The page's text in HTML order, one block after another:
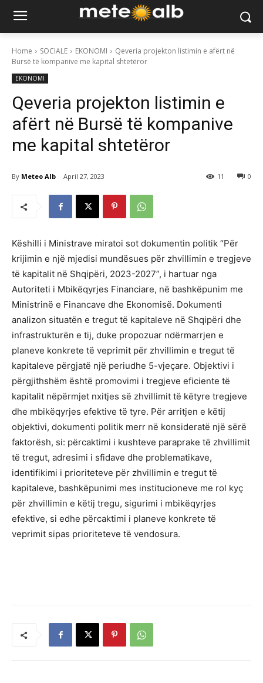
Home SOCIALE EKONOMI
Qeveria projekton listimin e afërt në
Bursë të kompanive me kapital shtetëror
EKONOMI
Qeveria projekton listimin e
afërt në Bursë të kompanive
me kapital shtetëror
By Meteo Alb April 27, 2023 0
11
Këshilli i Ministrave miratoi sot dokumentin politik “Për
krijimin e një mjedisi mundësues për zhvillimin e tregjeve
të kapitalit në Shqipëri, 2023-2027”, i hartuar nga
Autoriteti i Mbikëqyrjes Financiare, në bashkëpunim me
Ministrinë e Financave dhe Ekonomisë. Dokumenti
analizon situatën e tregut të kapitaleve në Shqipëri dhe
infrastrukturën e tij, duke propozuar ndërmarrjen e
planeve konkrete të veprimit për zhvillimin e tregut të
kapitaleve përgjatë një periudhe 5-vjeçare. Objektivi i
përgjithshëm është promovimi i tregjeve eficiente të
kapitalit nëpërmjet nxitjes së zhvillimit të këtyre tregjeve
dhe mbikëqyrjes efektive të tyre. Për arritjen e këtij
objektivi, dokumenti politik merr në konsideratë një sërë
faktorësh, si: përcaktimi i kushteve paraprake të zhvillimit
të tregut, adresimi i sfidave dhe problematikave,
identifikimi i prioriteteve për zhvillimin e tregut të
kapitaleve, bashkëpunimi mes institucioneve me rol kyç
për zhvillimin e këtij tregu, sigurimi i mbikëqyrjes
efektive, si edhe përcaktimi i planeve konkrete të
veprimit sipas prioriteteve të vendosura.